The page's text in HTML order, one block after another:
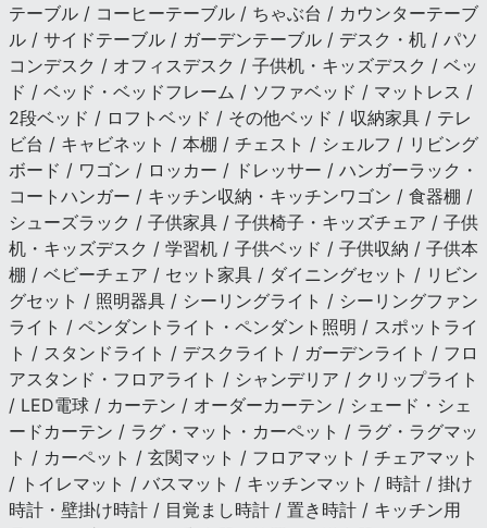
テーブル / コーヒーテーブル / ちゃぶ台 / カウンターテーブ
ル / サイドテーブル / ガーデンテーブル / デスク・机 / パソ
コンデスク / オフィスデスク / 子供机・キッズデスク / ベッ
ド / ベッド・ベッドフレーム / ソファベッド / マットレス /
2段ベッド / ロフトベッド / その他ベッド / 収納家具 / テレ
ビ台 / キャビネット / 本棚 / チェスト / シェルフ / リビング
ボード / ワゴン / ロッカー / ドレッサー / ハンガーラック・
コートハンガー / キッチン収納・キッチンワゴン / 食器棚 /
シューズラック / 子供家具 / 子供椅子・キッズチェア / 子供
机・キッズデスク / 学習机 / 子供ベッド / 子供収納 / 子供本
棚 / ベビーチェア / セット家具 / ダイニングセット / リビン
グセット / 照明器具 / シーリングライト / シーリングファン
ライト / ペンダントライト・ペンダント照明 / スポットライ
ト / スタンドライト / デスクライト / ガーデンライト / フロ
アスタンド・フロアライト / シャンデリア / クリップライト
/ LED電球 / カーテン / オーダーカーテン / シェード・シェ
ードカーテン / ラグ・マット・カーペット / ラグ・ラグマッ
ト / カーペット / 玄関マット / フロアマット / チェアマット
/ トイレマット / バスマット / キッチンマット / 時計 / 掛け
時計・壁掛け時計 / 目覚まし時計 / 置き時計 / キッチン用